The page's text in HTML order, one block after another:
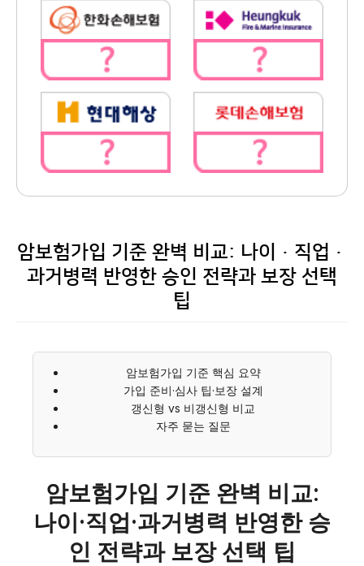
암보험가입 기준 완벽 비교: 나이·직업·
과거병력 반영한 승인 전략과 보장 선택
팁
암보험가입 기준 핵심 요약
가입 준비·심사 팁·보장 설계
갱신형 vs 비갱신형 비교
자주 묻는 질문
암보험가입 기준 완벽 비교:
나이·직업·과거병력 반영한 승
인 전략과 보장 선택 팁